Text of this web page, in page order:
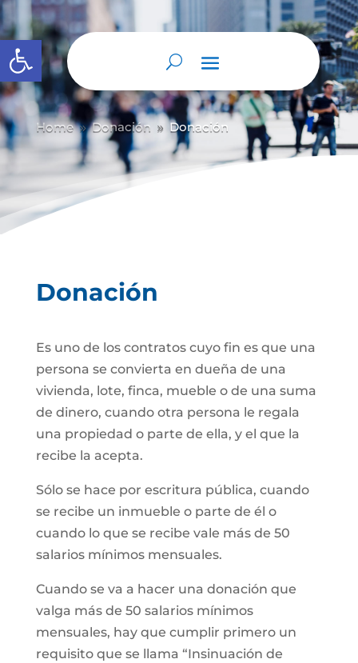
Abrir barra de herramientas
Home 9 Donación 9 Donación
Donación
Es uno de los contratos cuyo fin es que una
persona se convierta en dueña de una
vivienda, lote, finca, mueble o de una suma
de dinero, cuando otra persona le regala
una propiedad o parte de ella, y el que la
recibe la acepta.
Sólo se hace por escritura pública, cuando
se recibe un inmueble o parte de él o
cuando lo que se recibe vale más de 50
salarios mínimos mensuales.
Cuando se va a hacer una donación que
valga más de 50 salarios mínimos
mensuales, hay que cumplir primero un
requisito que se llama “Insinuación de